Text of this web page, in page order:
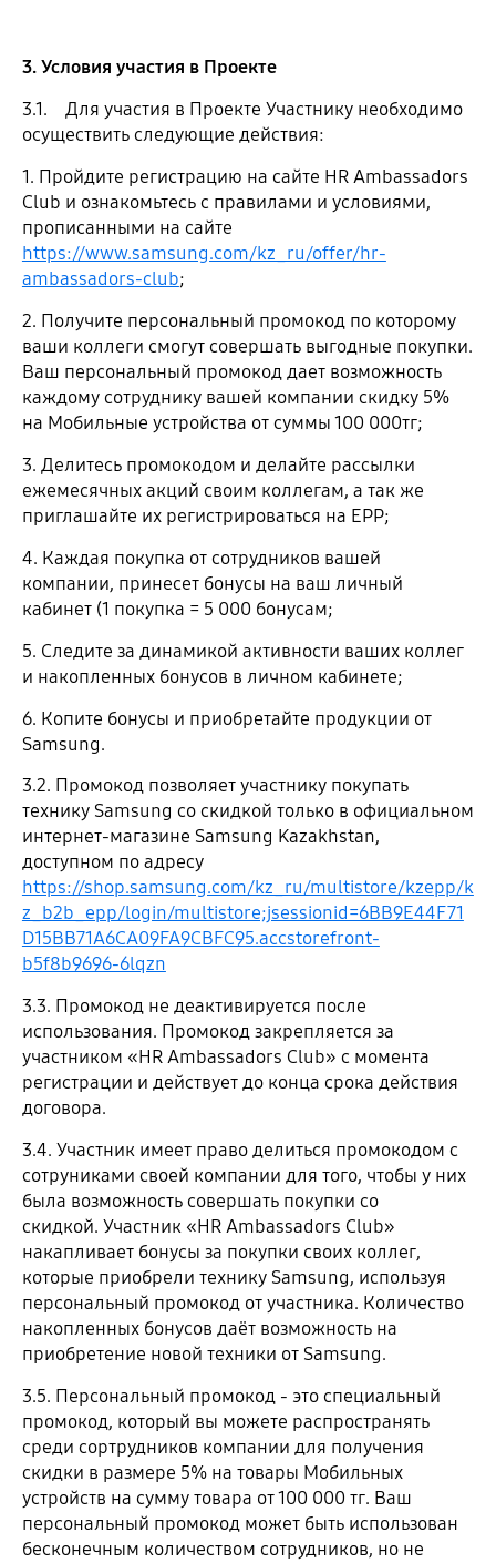
3. Условия участия в Проекте
3.1. Для участия в Проекте Участнику необходимо
осуществить следующие действия:
1. Пройдите регистрацию на сайте HR Ambassadors
Club и ознакомьтесь с правилами и условиями,
прописанными на сайте
https://www.samsung.com/kz_ru/offer/hr-
ambassadors-club;
2. Получите персональный промокод по которому
ваши коллеги смогут совершать выгодные покупки.
Ваш персональный промокод дает возможность
каждому сотруднику вашей компании скидку 5%
на Мобильные устройства от суммы 100 000тг;
3. Делитесь промокодом и делайте рассылки
ежемесячных акций своим коллегам, а так же
приглашайте их регистрироваться на EPP;
4. Каждая покупка от сотрудников вашей
компании, принесет бонусы на ваш личный
кабинет (1 покупка = 5 000 бонусам;
5. Следите за динамикой активности ваших коллег
и накопленных бонусов в личном кабинете;
6. Копите бонусы и приобретайте продукции от
Samsung.
3.2. Промокод позволяет участнику покупать
технику Samsung со скидкой только в официальном
интернет-магазине Samsung Kazakhstan,
доступном по адресу
https://shop.samsung.com/kz_ru/multistore/kzepp/k
z_b2b_epp/login/multistore;jsessionid=6BB9E44F71
D15BB71A6CA09FA9CBFC95.accstorefront-
b5f8b9696-6lqzn
3.3. Промокод не деактивируется после
использования. Промокод закрепляется за
участником «HR Ambassadors Club» с момента
регистрации и действует до конца срока действия
договора.
3.4. Участник имеет право делиться промокодом с
сотруниками своей компании для того, чтобы у них
была возможность совершать покупки со
скидкой. Участник «HR Ambassadors Club»
накапливает бонусы за покупки своих коллег,
которые приобрели технику Samsung, используя
персональный промокод от участника. Количество
накопленных бонусов даёт возможность на
приобретение новой техники от Samsung.
3.5. Персональный промокод - это специальный
промокод, который вы можете распространять
среди сортрудников компании для получения
скидки в размере 5% на товары Мобильных
устройств на сумму товара от 100 000 тг. Ваш
персональный промокод может быть использован
бесконечным количеством сотрудников, но не